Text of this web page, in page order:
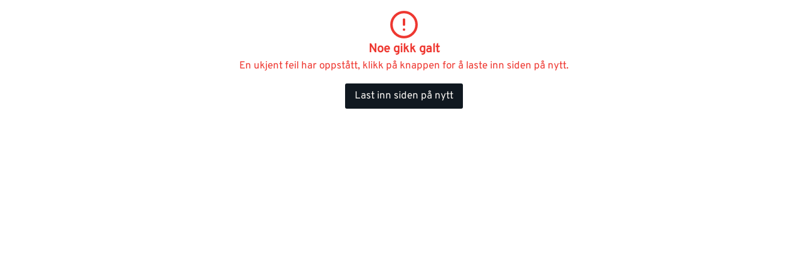
Noe gikk galt
En ukjent feil har oppstått, klikk på knappen for å laste inn siden på nytt.
Last inn siden på nytt